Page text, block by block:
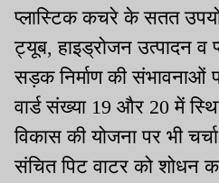
प्लास्टिक कचरे के सतत
ट्यूब, हाइड्रोजन उत्पादन व
सड़क निर्माण की संभावनाओं
वार्ड संख्या 19 और 20 में
विकास की योजना पर भी
संचित पिट वाटर को शोधन